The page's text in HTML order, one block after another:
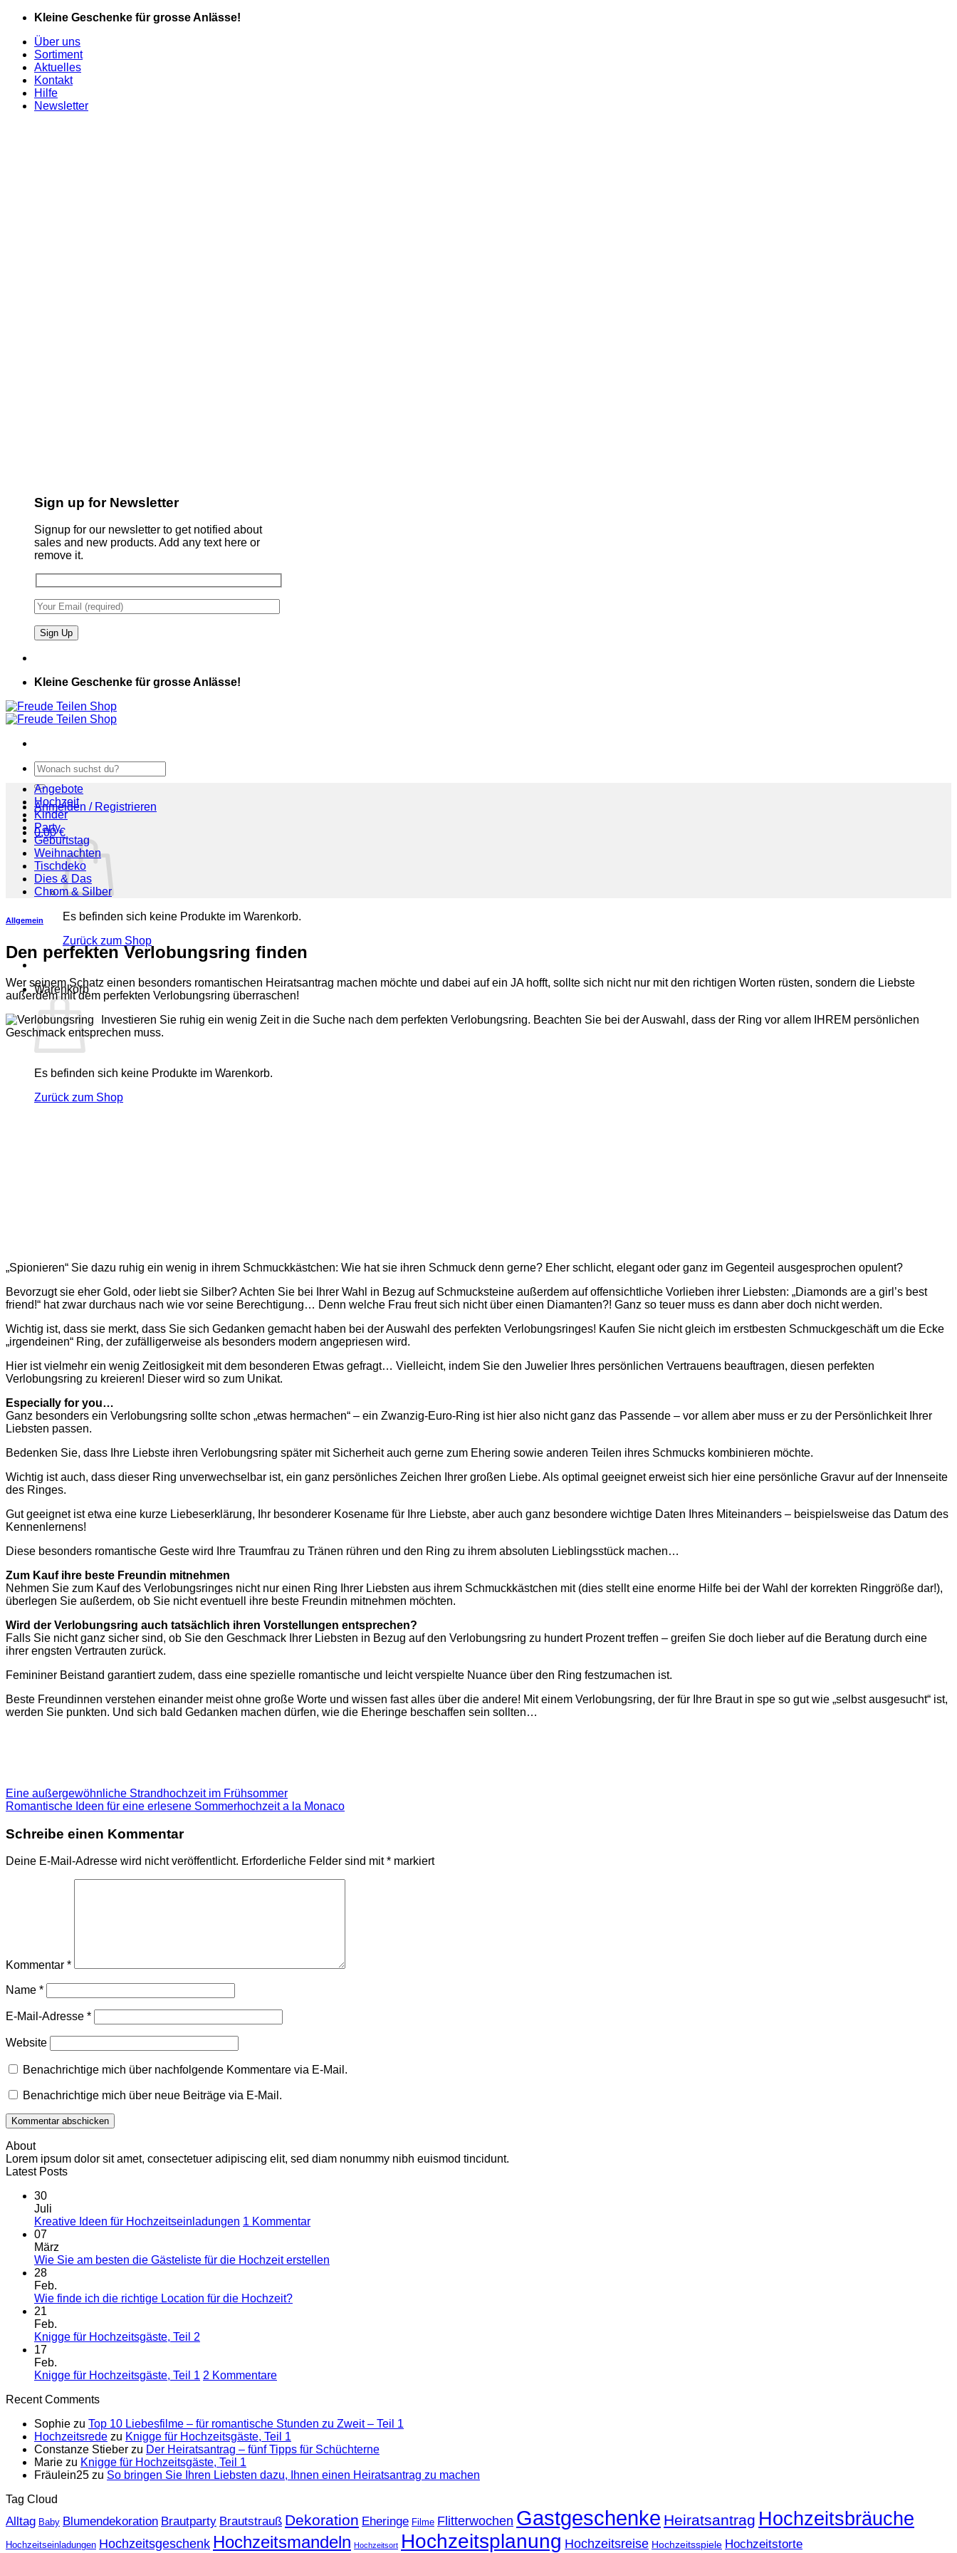
Zum
springen
Kleine Geschenke für grosse Anlässe!
Über uns
Sortiment
Aktuelles
Kontakt
Hilfe
Newsletter
Sign up for Newsletter
Signup for our newsletter to get notified about
sales and new products. Add any text here or
remove it.
Kleine Geschenke für grosse Anlässe!
Suchen
nach:
Anmelden / Registrieren
0,00€
Es befinden sich keine Produkte im Warenkorb.
Zurück zum Shop
Warenkorb
Es befinden sich keine Produkte im Warenkorb.
Zurück zum Shop
Angebote
Hochzeit
Kinder
Party
Geburtstag
Weihnachten
Tischdeko
Dies & Das
Chrom & Silber
Allgemein
Den perfekten Verlobungsring finden
Wer seinem Schatz einen besonders romantischen Heiratsantrag machen möchte und dabei auf ein JA hofft, sollte sich nicht nur mit den richtigen Worten rüsten, sondern die Liebste
außerdem mit dem perfekten Verlobungsring überraschen!
Investieren Sie ruhig ein wenig Zeit in die Suche nach dem perfekten Verlobungsring. Beachten Sie bei der Auswahl, dass der Ring vor allem IHREM persönlichen
Geschmack entsprechen muss.
„Spionieren“ Sie dazu ruhig ein wenig in ihrem Schmuckkästchen: Wie hat sie ihren Schmuck denn gerne? Eher schlicht, elegant oder ganz im Gegenteil ausgesprochen opulent?
Bevorzugt sie eher Gold, oder liebt sie Silber? Achten Sie bei Ihrer Wahl in Bezug auf Schmucksteine außerdem auf offensichtliche Vorlieben ihrer Liebsten: „Diamonds are a girl’s best
friend!“ hat zwar durchaus nach wie vor seine Berechtigung… Denn welche Frau freut sich nicht über einen Diamanten?! Ganz so teuer muss es dann aber doch nicht werden.
Wichtig ist, dass sie merkt, dass Sie sich Gedanken gemacht haben bei der Auswahl des perfekten Verlobungsringes! Kaufen Sie nicht gleich im erstbesten Schmuckgeschäft um die Ecke
„irgendeinen“ Ring, der zufälligerweise als besonders modern angepriesen wird.
Hier ist vielmehr ein wenig Zeitlosigkeit mit dem besonderen Etwas gefragt… Vielleicht, indem Sie den Juwelier Ihres persönlichen Vertrauens beauftragen, diesen perfekten
Verlobungsring zu kreieren! Dieser wird so zum Unikat.
Especially for you…
Ganz besonders ein Verlobungsring sollte schon „etwas hermachen“ – ein Zwanzig-Euro-Ring ist hier also nicht ganz das Passende – vor allem aber muss er zu der Persönlichkeit Ihrer
Liebsten passen.
Bedenken Sie, dass Ihre Liebste ihren Verlobungsring später mit Sicherheit auch gerne zum Ehering sowie anderen Teilen ihres Schmucks kombinieren möchte.
Wichtig ist auch, dass dieser Ring unverwechselbar ist, ein ganz persönliches Zeichen Ihrer großen Liebe. Als optimal geeignet erweist sich hier eine persönliche Gravur auf der Innenseite
des Ringes.
Gut geeignet ist etwa eine kurze Liebeserklärung, Ihr besonderer Kosename für Ihre Liebste, aber auch ganz besondere wichtige Daten Ihres Miteinanders – beispielsweise das Datum des
Kennenlernens!
Diese besonders romantische Geste wird Ihre Traumfrau zu Tränen rühren und den Ring zu ihrem absoluten Lieblingsstück machen…
Zum Kauf ihre beste Freundin mitnehmen
Nehmen Sie zum Kauf des Verlobungsringes nicht nur einen Ring Ihrer Liebsten aus ihrem Schmuckkästchen mit (dies stellt eine enorme Hilfe bei der Wahl der korrekten Ringgröße dar!),
überlegen Sie außerdem, ob Sie nicht eventuell ihre beste Freundin mitnehmen möchten.
Wird der Verlobungsring auch tatsächlich ihren Vorstellungen entsprechen?
Falls Sie nicht ganz sicher sind, ob Sie den Geschmack Ihrer Liebsten in Bezug auf den Verlobungsring zu hundert Prozent treffen – greifen Sie doch lieber auf die Beratung durch eine
ihrer engsten Vertrauten zurück.
Femininer Beistand garantiert zudem, dass eine spezielle romantische und leicht verspielte Nuance über den Ring festzumachen ist.
Beste Freundinnen verstehen einander meist ohne große Worte und wissen fast alles über die andere! Mit einem Verlobungsring, der für Ihre Braut in spe so gut wie „selbst ausgesucht“ ist,
werden Sie punkten. Und sich bald Gedanken machen dürfen, wie die Eheringe beschaffen sein sollten…
Eine außergewöhnliche Strandhochzeit im Frühsommer
Romantische Ideen für eine erlesene Sommerhochzeit a la Monaco
Schreibe einen Kommentar
Deine E-Mail-Adresse wird nicht veröffentlicht. Erforderliche Felder sind mit* markiert
Kommentar *
Name *
E-Mail-Adresse *
Website
Benachrichtige mich über nachfolgende Kommentare via E-Mail.
Benachrichtige mich über neue Beiträge via E-Mail.
About
Lorem ipsum dolor sit amet, consectetuer adipiscing elit, sed diam nonummy nibh euismod tincidunt.
Latest Posts
30
Juli
Kreative Ideen für Hochzeitseinladungen 1 Kommentarzu
für
07
März
Wie Sie am besten die Gästeliste für die Hochzeit erstellen
28
Feb.
Wie finde ich die richtige Location für die Hochzeit?Keine
die
21
Feb.
Knigge für Hochzeitsgäste, Teil 2
Knigge
2
17
Feb.
Knigge für Hochzeitsgäste, Teil 1 2 Kommentarezu
Teil
1
Recent Comments
Sophie zu Top 10 Liebesfilme – für romantische Stunden zu Zweit – Teil 1
Hochzeitsrede zu Knigge für Hochzeitsgäste, Teil 1
Constanze Stieber zu Der Heiratsantrag – fünf Tipps für Schüchterne
Marie zu Knigge für Hochzeitsgäste, Teil 1
Fräulein25 zu So bringen Sie Ihren Liebsten dazu, Ihnen einen Heiratsantrag zu machen
Tag Cloud
Alltag Baby Blumendekoration Brautparty Brautstrauß Dekoration Eheringe Filme Flitterwochen Gastgeschenke Heiratsantrag Hochzeitsbräuche
Hochzeitseinladungen Hochzeitsgeschenk Hochzeitsmandeln Hochzeitsort Hochzeitsplanung Hochzeitsreise Hochzeitsspiele Hochzeitstorte